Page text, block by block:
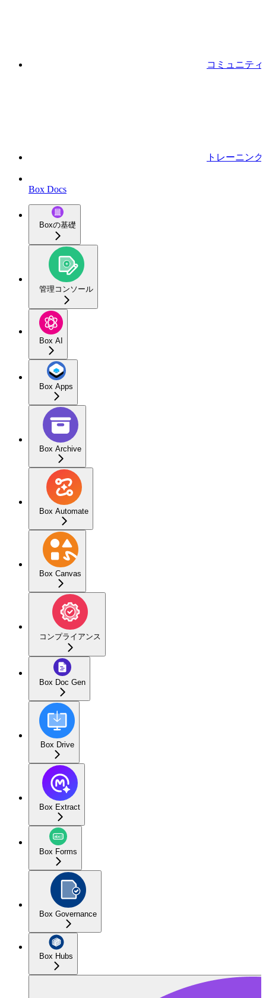
コミュニティ
トレーニング
Box Docs
Boxの基礎
管理コンソール
Box AI
Box Apps
Box Archive
Box Automate
Box Canvas
コンプライアンス
Box Doc Gen
Box Drive
Box Extract
Box Forms
Box Governance
Box Hubs